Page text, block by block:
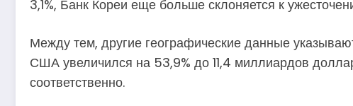
3,1%, Банк Кореи еще больше склоняется к
Между тем, другие географические данные
США увеличился на 53,9% до 11,4 миллиардов
соответственно.